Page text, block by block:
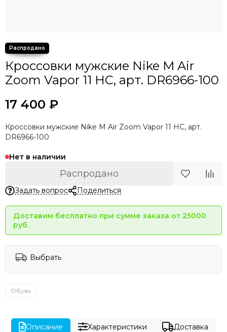
Кроссовки мужские Nike M Air
Zoom Vapor 11 HC, арт. DR6966-100
17 400 ₽
Кроссовки мужские Nike M Air Zoom Vapor 11 HC, арт.
DR6966-100
Нет в наличии
Распродано
Задать вопрос Поделиться
Доставим бесплатно при сумме заказа от 25000
руб.
Выбрать
Обувь
Описание Характеристики
Доставка